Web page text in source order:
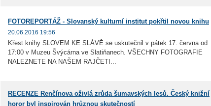
FOTOREPORTÁŽ - Slovanský kulturní institut pokřtil novou knihu
20.06.2016 19:56
Křest knihy SLOVEM KE SLÁVĚ se uskutečnil v pátek 17. června od
17:00 v Muzeu Švýcárna ve Slatiňanech. VŠECHNY FOTOGRAFIE
NALEZNETE NA NAŠEM RAJČETI...
RECENZE Renčínova oživlá zrůda šumavských lesů. Český knižní
horor byl inspirován hrůznou skutečností